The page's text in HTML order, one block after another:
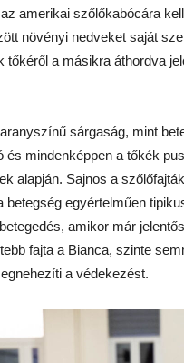
amerikai szőlőkabócára
növényi nedveket saját
tőkéről a másikra áthordva
sárgaság, mint
és mindenképpen a tőkék
alapján. Sajnos a
egyértelműen
amikor már
fajta a Bianca, szinte
a védekezést.